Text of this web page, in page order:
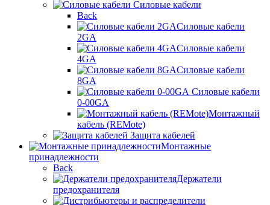
Силовые кабели
Back
Силовые кабели
2GA
Силовые кабели
4GA
Силовые кабели
8GA
Силовые кабели
0-00GA
Монтажный
кабель (REMote)
Защита кабелей
Монтажные
принадлежности
Back
Держатели
предохранителя